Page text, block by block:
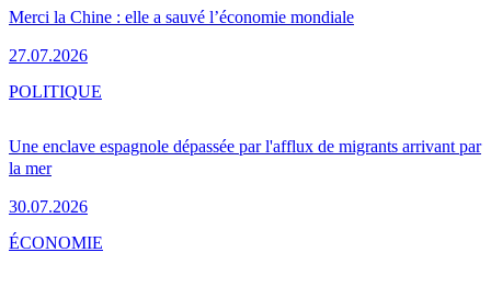
Merci la Chine : elle a sauvé l’économie mondiale
27.07.2026
Une enclave espagnole dépassée par l'afflux de migrants arrivant par
la mer
30.07.2026
POLITIQUE
ÉCONOMIE